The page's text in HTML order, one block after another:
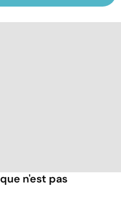
n'est pas